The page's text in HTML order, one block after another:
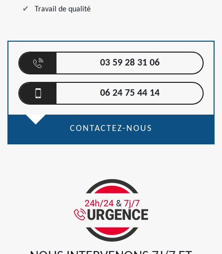
Travail de qualité
03 59 28 31 06
06 24 75 44 14
CONTACTEZ-NOUS